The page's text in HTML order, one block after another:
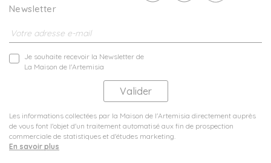
Newsletter
Je souhaite recevoir la Newsletter de
La Maison de l'Artemisia
Les informations collectées par la Maison de l'Artemisia directement auprès
de vous font l'objet d'un traitement automatisé aux fin de prospection
commerciale de statistiques et d'études marketing.
En savoir plus